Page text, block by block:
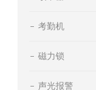
考勤机
磁力锁
声光报警